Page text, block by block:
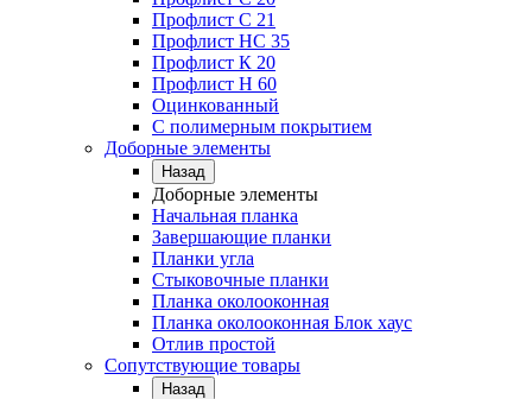
Профлист C 21
Профлист НС 35
Профлист К 20
Профлист Н 60
Оцинкованный
С полимерным покрытием
Доборные элементы
Назад
Доборные элементы
Начальная планка
Завершающие планки
Планки угла
Стыковочные планки
Планка околооконная
Планка околооконная Блок хаус
Отлив простой
Сопутствующие товары
Назад